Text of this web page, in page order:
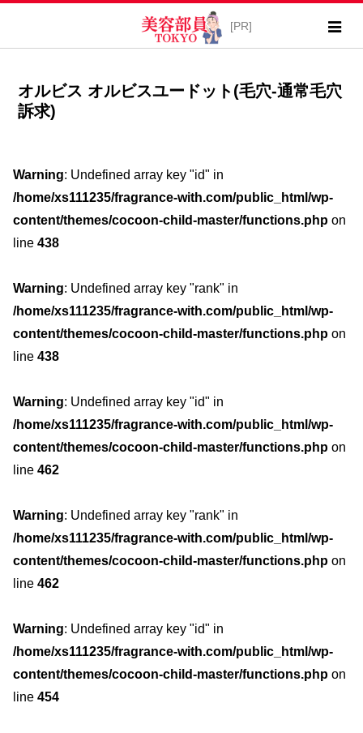
オルビス オルビスユードット(毛穴-通常毛穴
訴求)
Warning: Undefined array key "id" in
/home/xs111235/fragrance-with.com/public_html/wp-
content/themes/cocoon-child-master/functions.php on
line 438
Warning: Undefined array key "rank" in
/home/xs111235/fragrance-with.com/public_html/wp-
content/themes/cocoon-child-master/functions.php on
line 438
Warning: Undefined array key "id" in
/home/xs111235/fragrance-with.com/public_html/wp-
content/themes/cocoon-child-master/functions.php on
line 462
Warning: Undefined array key "rank" in
/home/xs111235/fragrance-with.com/public_html/wp-
content/themes/cocoon-child-master/functions.php on
line 462
Warning: Undefined array key "id" in
/home/xs111235/fragrance-with.com/public_html/wp-
content/themes/cocoon-child-master/functions.php on
line 454